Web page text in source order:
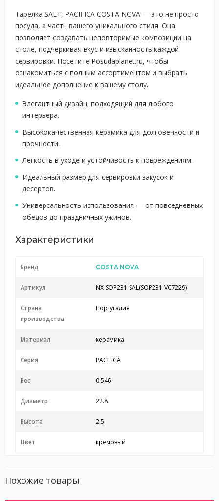
Тарелка SALT, PACIFICA COSTA NOVA — это не просто
посуда, а часть вашего уникального стиля. Она
позволяет создавать неповторимые композиции на
столе, подчеркивая вкус и изысканность каждой
сервировки. Посетите Posudaplanet.ru, чтобы
ознакомиться с полным ассортиментом и выбрать
идеальное дополнение к вашему столу.
Элегантный дизайн, подходящий для любого
интерьера.
Высококачественная керамика для долговечности и
прочности.
Легкость в уходе и устойчивость к повреждениям.
Идеальный размер для сервировки закусок и
десертов.
Универсальность использования — от повседневных
обедов до праздничных ужинов.
Характеристики
Бренд COSTA NOVA
Артикул NX-SOP231-SAL(SOP231-VC7229)
Страна
производства
Португалия
Материал керамика
Серия PACIFICA
Вес 0.546
Диаметр 22.8
Высота 2.5
Цвет кремовый
Похожие товары